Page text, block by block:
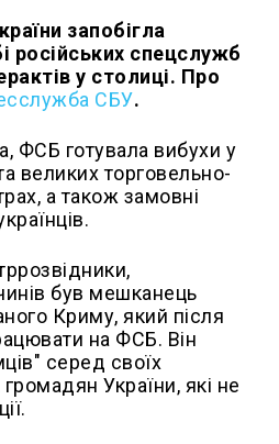
запобігла
російських спецслужб
у столиці. Про
СБУ.
ФСБ готувала вибухи у
великих торговельно-
а також замовні
був мешканець
Криму, який після
на ФСБ. Він
серед своїх
України, які не